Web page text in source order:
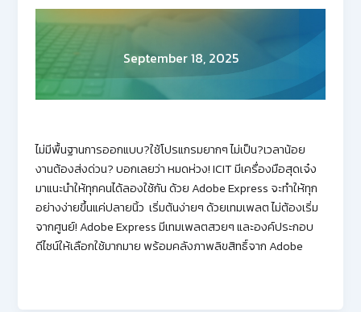
September 18, 2025
ไม่มีพื้นฐานการออกแบบ?ใช้โปรแกรมยากๆ ไม่เป็น?เวลาน้อย
งานต้องส่งด่วน? บอกเลยว่า หมดห่วง! ICIT มีเครื่องมือสุดเจ๋ง
มาแนะนำให้ทุกคนได้ลองใช้กัน ด้วย Adobe Express จะทำให้ทุก
อย่างง่ายขึ้นแค่ปลายนิ้ว เริ่มต้นง่ายๆ ด้วยเทมเพลต ไม่ต้องเริ่ม
จากศูนย์! Adobe Express มีเทมเพลตสวยๆ และองค์ประกอบ
ดีไซน์ให้เลือกใช้มากมาย พร้อมคลังภาพลิขสิทธิ์จาก Adobe